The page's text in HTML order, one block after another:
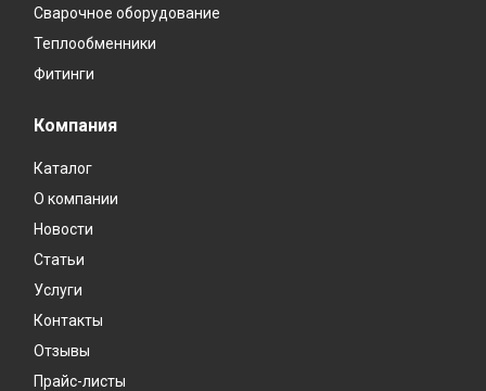
Сварочное оборудование
Теплообменники
Фитинги
Компания
Каталог
О компании
Новости
Статьи
Услуги
Контакты
Отзывы
Прайс-листы